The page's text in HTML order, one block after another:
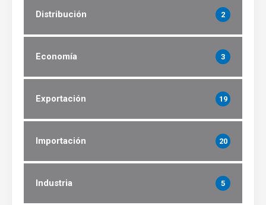
Distribución 2
Economía 3
Exportación 19
Importación 20
Industria 5